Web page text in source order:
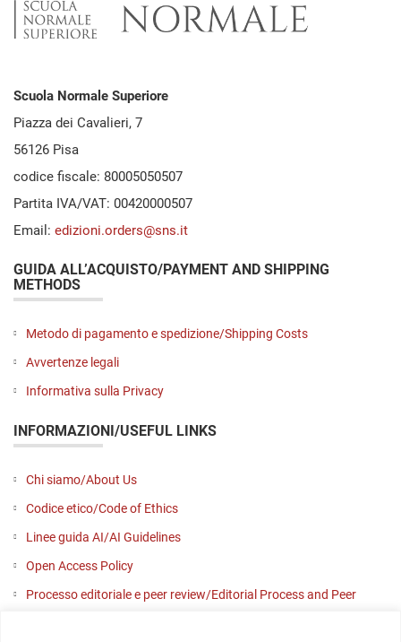
Scuola Normale Superiore
Piazza dei Cavalieri, 7
56126 Pisa
codice fiscale: 80005050507
Partita IVA/VAT: 00420000507
Email: edizioni.orders@sns.it
GUIDA ALL’ACQUISTO/PAYMENT AND SHIPPING
METHODS
Metodo di pagamento e spedizione/Shipping Costs
Avvertenze legali
Informativa sulla Privacy
INFORMAZIONI/USEFUL LINKS
Chi siamo/About Us
Codice etico/Code of Ethics
Linee guida AI/AI Guidelines
Open Access Policy
Processo editoriale e peer review/Editorial Process and Peer